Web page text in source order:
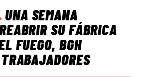
UNA SEMANA
SU FÁBRICA
FUEGO, BGH